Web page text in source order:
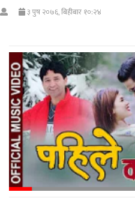
३ पुष २०७६, बिहीबार १०:२४